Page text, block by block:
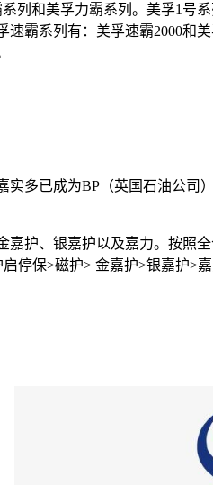
列和美孚力霸系列。美孚1号
霸系列有：美孚速霸2000和
实多已成为BP（英国石油公
护、银嘉护以及嘉力。按照
停保>磁护> 金嘉护>银嘉护>